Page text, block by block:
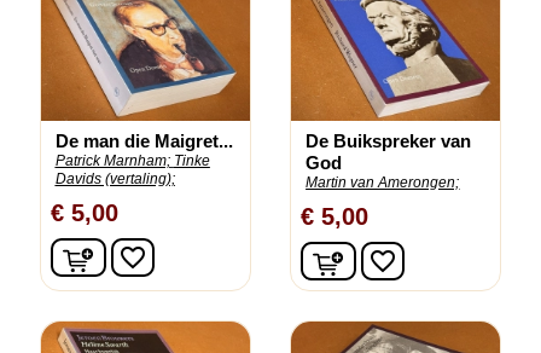
De man die Maigret...
Patrick Marnham; Tinke
Davids (vertaling);
€ 5,00
In winkelwagen
favorite_border
De Buikspreker van
God
Martin van Amerongen;
€ 5,00
In winkelwagen
favorite_border